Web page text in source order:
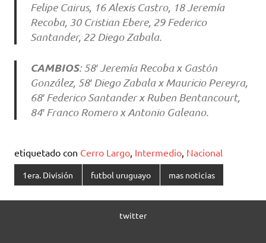
Felipe Cairus, 16 Alexis Castro, 18 Jeremía
Recoba, 30 Cristian Ebere, 29 Federico
Santander, 22 Diego Zabala.
CAMBIOS: 58′ Jeremía Recoba x Gastón
González, 58′ Diego Zabala x Mauricio Pereyra,
68′ Federico Santander x Ruben Bentancourt,
84′ Franco Romero x Antonio Galeano.
etiquetado con Cerro Largo, Intermedio, Nacional
1era. División futbol uruguayo mas noticias
twitter